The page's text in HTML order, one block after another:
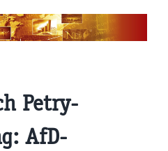
Petry-
AfD-